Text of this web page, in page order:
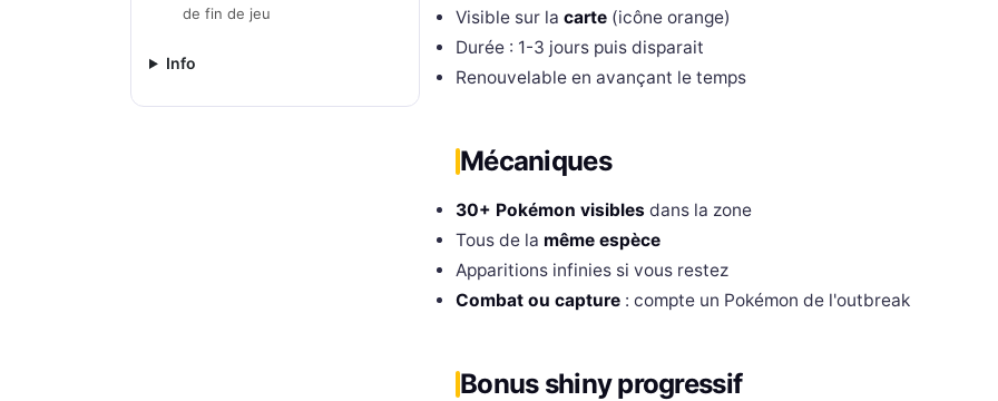
de fin de jeu
Info
Visible sur la carte (icône orange)
Durée : 1-3 jours puis disparait
Renouvelable en avançant le temps
Mécaniques
30+ Pokémon visibles dans la zone
Tous de la même espèce
Apparitions infinies si vous restez
Combat ou capture : compte un Pokémon de l'outbreak
Bonus shiny progressif